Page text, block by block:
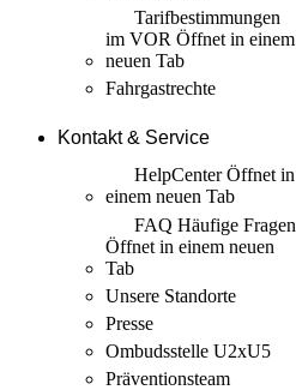
Tarif­bestimmungen
im VOR Öffnet in einem
neuen Tab
Fahrgastrechte
Kontakt & Service
HelpCenterÖffnet in
einem neuen Tab
FAQ Häufige Fragen
Öffnet in einem neuen
Tab
Unsere Standorte
Presse
Ombudsstelle U2xU5
Präventionsteam